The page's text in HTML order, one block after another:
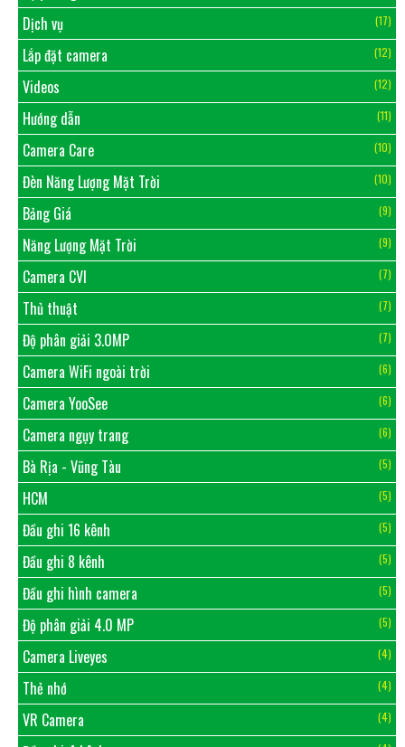
Dịch vụ (17)
Lắp đặt camera (12)
Videos (12)
Hướng dẫn (11)
Camera Care (10)
Đèn Năng Lượng Mặt Trời (10)
Bảng Giá (9)
Năng Lượng Mặt Trời (9)
Camera CVI (7)
Thủ thuật (7)
Độ phân giải 3.0MP (7)
Camera WiFi ngoài trời (6)
Camera YooSee (6)
Camera ngụy trang (6)
Bà Rịa - Vũng Tàu (5)
HCM (5)
Đầu ghi 16 kênh (5)
Đầu ghi 8 kênh (5)
Đầu ghi hình camera (5)
Độ phân giải 4.0 MP (5)
Camera Liveyes (4)
Thẻ nhớ (4)
VR Camera (4)